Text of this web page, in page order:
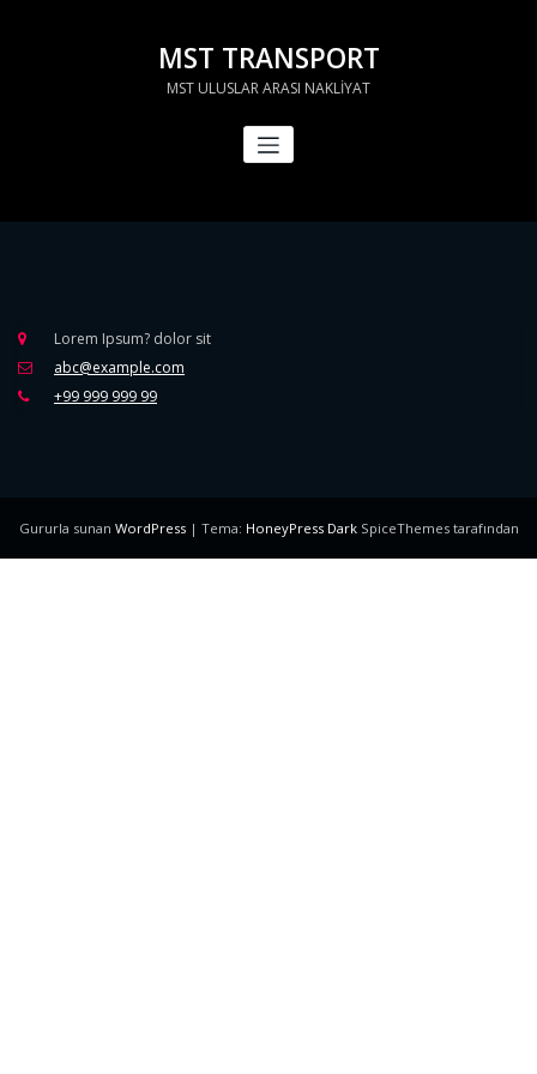
MST TRANSPORT
MST ULUSLAR ARASI NAKLİYAT
Lorem Ipsum? dolor sit
abc@example.com
+99 999 999 99
Gururla sunan WordPress | Tema: HoneyPress DarkSpiceThemes tarafından